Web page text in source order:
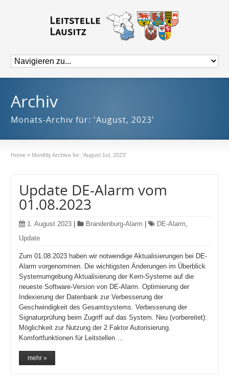
Archiv
Monats-Archiv für: 'August, 2023'
Home » Monthly Archive for: 'August 1st, 2023'
Update DE-Alarm vom
01.08.2023
1. August 2023 Brandenburg-Alarm DE-Alarm,
Update
Zum 01.08.2023 haben wir notwendige Aktualisierungen bei DE-
Alarm vorgenommen. Die wichtigsten Änderungen im Überblick
Systemumgebung Aktualisierung der Kern-Systeme auf die
neueste Software-Version von DE-Alarm. Optimierung der
Indexierung der Datenbank zur Verbesserung der
Geschwindigkeit des Gesamtsystems. Verbesserung der
Signaturprüfung beim Zugriff auf das System. Neu (vorbereitet):
Möglichkeit zur Nutzung der 2 Faktor Autorisierung.
Komfortfunktionen für Leitstellen …
mehr »